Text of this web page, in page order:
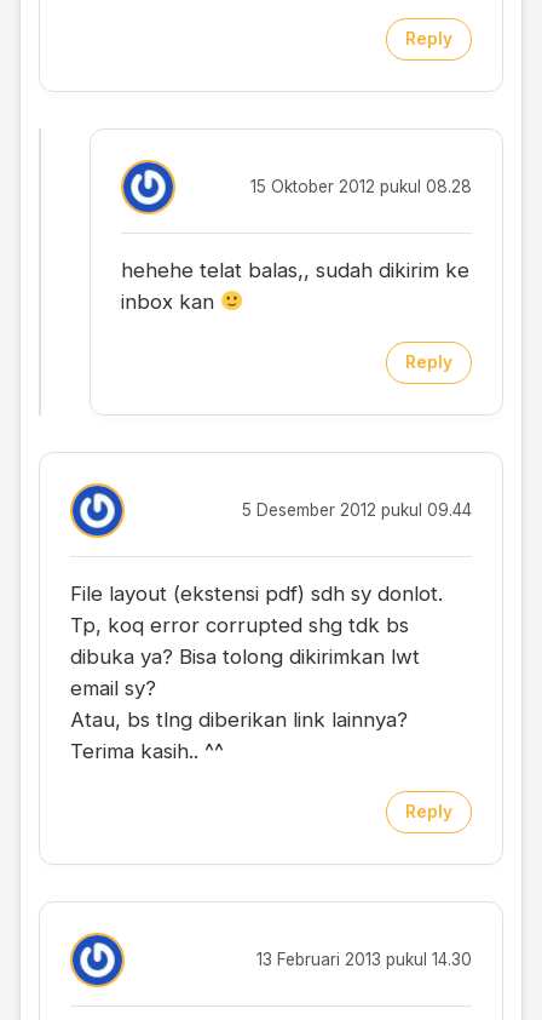
Reply
15 Oktober 2012 pukul 08.28
hehehe telat balas,, sudah dikirim ke
inbox kan
Reply
5 Desember 2012 pukul 09.44
File layout (ekstensi pdf) sdh sy donlot.
Tp, koq error corrupted shg tdk bs
dibuka ya? Bisa tolong dikirimkan lwt
email sy?
Atau, bs tlng diberikan link lainnya?
Terima kasih.. ^^
Reply
13 Februari 2013 pukul 14.30